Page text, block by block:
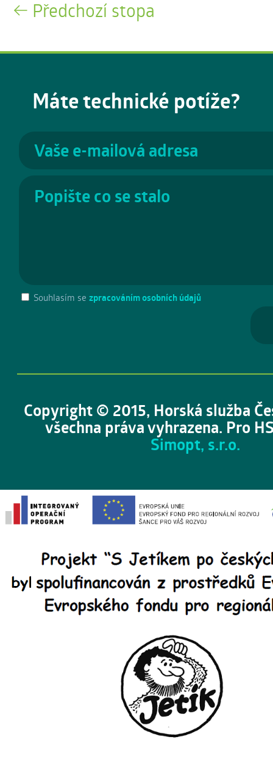
Předchozí stopa
Máte technické potíže?
Souhlasím se zpracováním osobních údajů
Copyright © 2015, Horská služba
všechna práva vyhrazena. Pro
Simopt, s.r.o.